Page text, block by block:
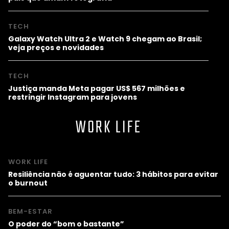
TECH
Galaxy Watch Ultra 2 e Watch 9 chegam ao Brasil;
veja preços e novidades
TECH
Justiça manda Meta pagar US$ 567 milhões e
restringir Instagram para jovens
WORK LIFE
WORK LIFE
Resiliência não é aguentar tudo: 3 hábitos para evitar
o burnout
BEM-ESTAR
O poder do “bom o bastante”